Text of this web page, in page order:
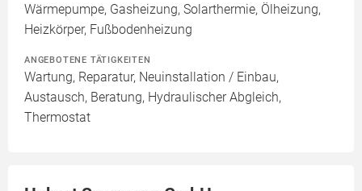
Wärmepumpe, Gasheizung, Solarthermie, Ölheizung,
Heizkörper, Fußbodenheizung
ANGEBOTENE TÄTIGKEITEN
Wartung, Reparatur, Neuinstallation / Einbau,
Austausch, Beratung, Hydraulischer Abgleich,
Thermostat